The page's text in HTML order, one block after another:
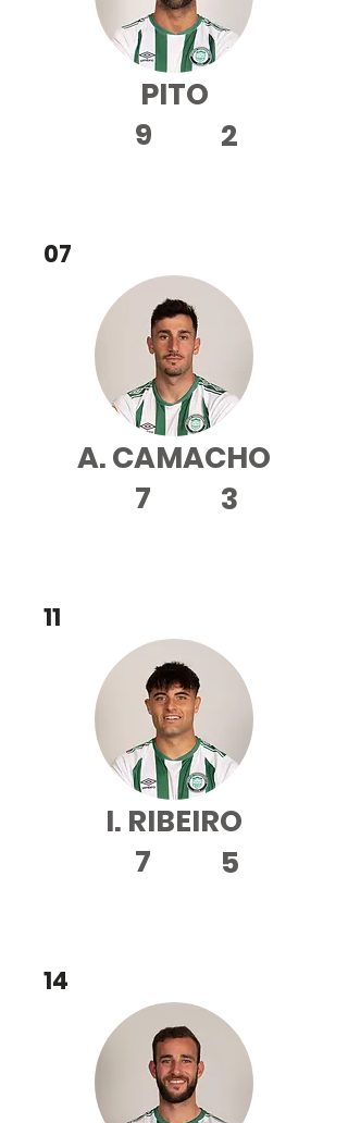
PITO
2
9
07
A. CAMACHO
3
7
11
I. RIBEIRO
5
7
14